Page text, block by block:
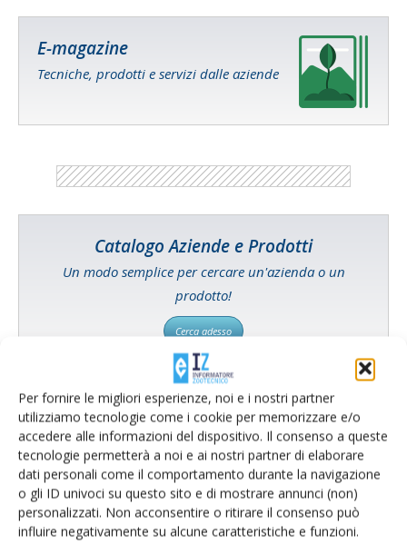
Per fornire le migliori esperienze, noi e i nostri partner
utilizziamo tecnologie come i cookie per memorizzare e/o
accedere alle informazioni del dispositivo. Il consenso a queste
tecnologie permetterà a noi e ai nostri partner di elaborare
dati personali come il comportamento durante la navigazione
o gli ID univoci su questo sito e di mostrare annunci (non)
personalizzati. Non acconsentire o ritirare il consenso può
influire negativamente su alcune caratteristiche e funzioni.
E-magazine
Tecniche, prodotti e servizi dalle aziende
Catalogo Aziende e Prodotti
Un modo semplice per cercare un'azienda o un
prodotto!
Cerca adesso
L'Esperto risponde
I consigli di Terra e Vita agli agricoltori
Cerca adesso